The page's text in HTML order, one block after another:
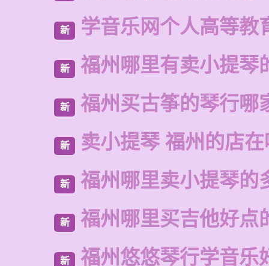
新 学音乐网个人高等教
新 福州哪里有卖小提琴
新 福州买古筝的琴行哪
新 卖小提琴 福州的店
新 福州哪里卖小提琴的
新 福州哪里买吉他好点
新 福州悠悠琴行学音乐